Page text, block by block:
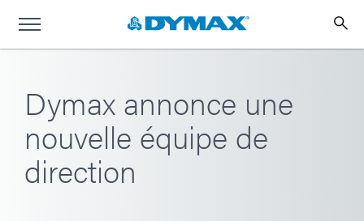
Dymax annonce une
nouvelle équipe de
direction